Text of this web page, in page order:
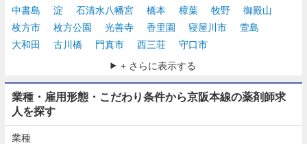
中書島
淀 石清水八幡宮 橋本 樟葉 牧野
御殿山
枚方市
枚方公園 光善寺 香里園 寝屋川市
萱島
大和田
古川橋 門真市 西三荘
守口市
+ さらに表示する
業種・雇用形態・こだわり条件から京阪本線の薬剤師求
人を探す
業種